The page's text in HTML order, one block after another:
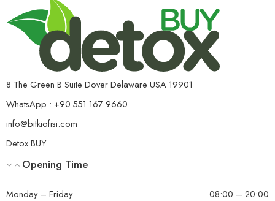
8 The Green B Suite Dover Delaware USA 19901
WhatsApp : +90 551 167 9660
info@bitkiofisi.com
Detox BUY
Opening Time
Monday – Friday
08:00 – 20:00